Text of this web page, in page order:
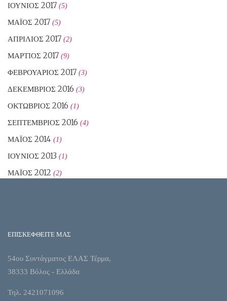
ΙΟΎΝΙΟΣ 2017 (5)
ΜΆΙΟΣ 2017 (5)
ΑΠΡΊΛΙΟΣ 2017 (2)
ΜΆΡΤΙΟΣ 2017 (9)
ΦΕΒΡΟΥΆΡΙΟΣ 2017 (3)
ΔΕΚΈΜΒΡΙΟΣ 2016 (3)
ΟΚΤΏΒΡΙΟΣ 2016 (1)
ΣΕΠΤΈΜΒΡΙΟΣ 2016 (4)
ΜΆΙΟΣ 2014 (1)
ΙΟΎΝΙΟΣ 2013 (1)
ΜΆΙΟΣ 2012 (2)
ΕΠΙΣΚΕΦΘΕΙΤΕ ΜΑΣ
54ου Συντάγματος ΕΛΑΣ Τέρμα,
38333 Βόλος - Ελλάδα
Τηλ. 2421071096